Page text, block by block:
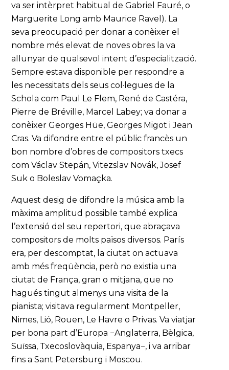
va ser intèrpret habitual de Gabriel Fauré, o
Marguerite Long amb Maurice Ravel). La
seva preocupació per donar a conèixer el
nombre més elevat de noves obres la va
allunyar de qualsevol intent d’especialització.
Sempre estava disponible per respondre a
les necessitats dels seus col·legues de la
Schola com Paul Le Flem, René de Castéra,
Pierre de Bréville, Marcel Labey; va donar a
conèixer Georges Hüe, Georges Migot i Jean
Cras. Va difondre entre el públic francès un
bon nombre d’obres de compositors txecs
com Václav Stepán, Vitezslav Novák, Josef
Suk o Boleslav Vomaçka.
Aquest desig de difondre la música amb la
màxima amplitud possible també explica
l’extensió del seu repertori, que abraçava
compositors de molts països diversos. París
era, per descomptat, la ciutat on actuava
amb més freqüència, però no existia una
ciutat de França, gran o mitjana, que no
hagués tingut almenys una visita de la
pianista; visitava regularment Montpeller,
Nimes, Lió, Rouen, Le Havre o Privas. Va viatjar
per bona part d’Europa −Anglaterra, Bèlgica,
Suïssa, Txecoslovàquia, Espanya−, i va arribar
fins a Sant Petersburg i Moscou.